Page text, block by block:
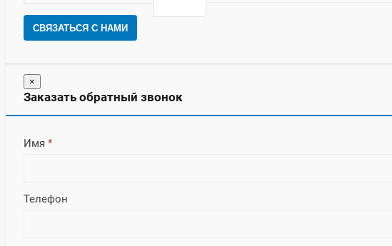
СВЯЗАТЬСЯ С НАМИ
×
Заказать обратный звонок
Имя *
Телефон